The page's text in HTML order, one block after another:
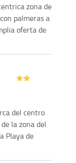
zona de
palmeras a
oferta de
del centro
la zona del
Playa de